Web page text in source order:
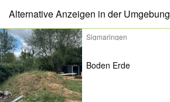
Alternative Anzeigen in der Umgebung
Sigmaringen
Boden Erde